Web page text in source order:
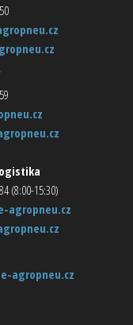
(8:00-15:30)
agropneu.cz
agropneu.cz